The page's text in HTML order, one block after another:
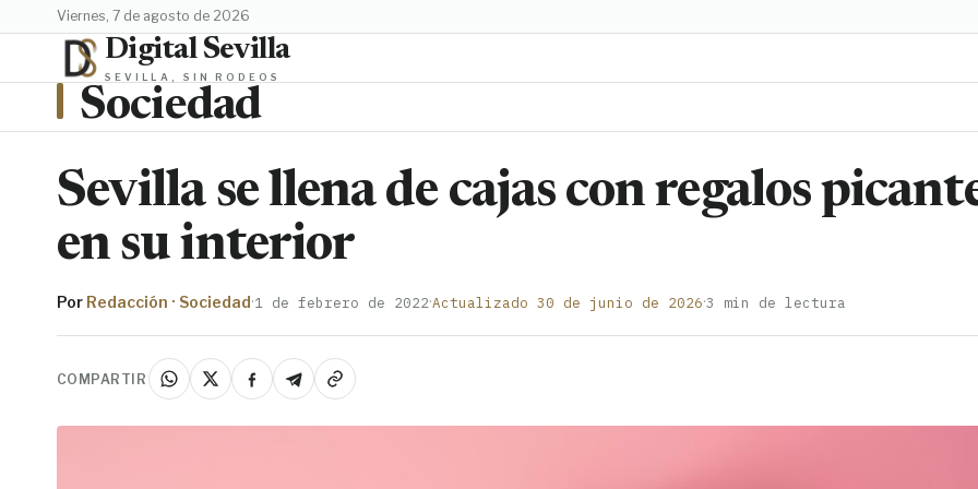
viernes, 7 de agosto de 2026
Digital Sevilla
SEVILLA, SIN RODEOS
Sociedad
Sevilla se llena de cajas con regalos
en su interior
Por Redacción · Sociedad·1 de febrero de 2022·Actualizado 30 de junio de 2026·3 min de lectura
COMPARTIR